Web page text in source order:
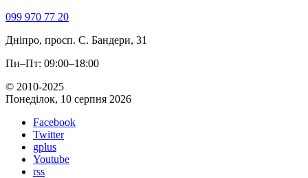
099 970 77 20
Дніпро, просп. С. Бандери, 31
Пн–Пт: 09:00–18:00
© 2010-2025
Понеділок, 10 серпня 2026
Facebook
Twitter
gplus
Youtube
rss